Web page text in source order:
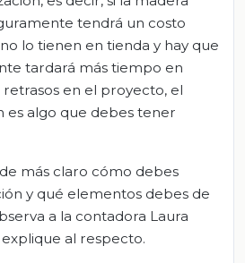
tendrá un costo
lo tienen en tienda y hay que
tardará más tiempo en
en el proyecto, el
algo que debes tener
más claro cómo debes
y qué elementos debes de
a la contadora Laura
al respecto.